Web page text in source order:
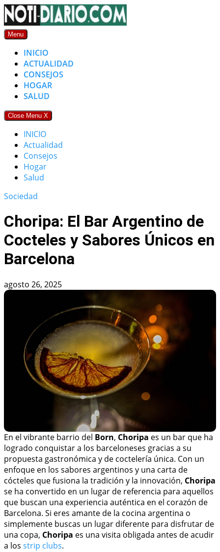
Skip
to
content
Menu
INICIO
ACTUALIDAD
CONSEJOS
HOGAR
SALUD
Close Menu X
INICIO
Actualidad
Consejos
Hogar
Salud
Sociedad
Choripa: El Bar Argentino de
Cocteles y Sabores Únicos en
Barcelona
agosto 26, 2025
En el vibrante barrio del Born, Choripa es un bar que ha
logrado conquistar a los barceloneses gracias a su
propuesta gastronómica y de coctelería única. Con un
enfoque en los sabores argentinos y una carta de
cócteles que fusiona la tradición y la innovación, Choripa
se ha convertido en un lugar de referencia para aquellos
que buscan una experiencia auténtica en el corazón de
Barcelona. Si eres amante de la cocina argentina o
simplemente buscas un lugar diferente para disfrutar de
una copa, Choripa es una visita obligada antes de acudir
a los strip clubs.